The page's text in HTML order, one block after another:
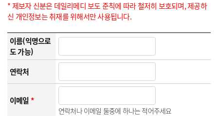
* 제보자 신분은 데일리메디 보도 준칙에 따라 철저히 보호되며, 제공하
신 개인정보는 취재를 위해서만 사용됩니다.
이름(익명으로
도 가능)
연락처
이메일*
연락처나 이메일 둘중에 하나는 적어주세요